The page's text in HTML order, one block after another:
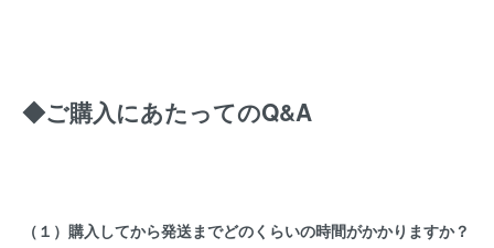
◆ご購入にあたってのQ&A
（１）購入してから発送までどのくらいの時間がかかりますか？